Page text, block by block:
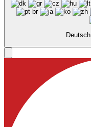
Deutsch